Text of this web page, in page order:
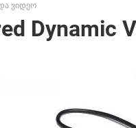
ვიდეო
Dynamic